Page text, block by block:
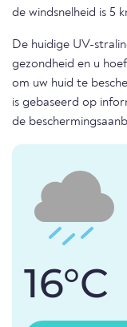
de windsnelheid is 5
De huidige UV-
gezondheid en u
om uw huid te
is gebaseerd op
de
16°C